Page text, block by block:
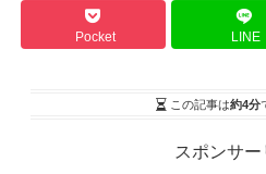
Pocket LINE
この記事は約4分
スポンサー